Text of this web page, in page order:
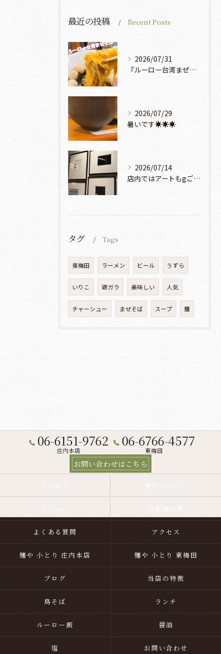
最近の投稿 Recent Posts
2026/07/31
『ルーロー台湾まぜそば』930円🍜🫧
2026/07/29
暑いです☀️☀️☀️
2026/07/14
店内ではアートもgご鑑賞いただけます♡♡♡
タグ Tags
東梅田 ラーメン ビール うずら
いりこ 鶏ガラ 美味しい 人気
チャーシュー まぜそば スープ 麺
06-6151-9762
庄内本店
06-6766-4577
東梅田
お問い合わせはこちら
よくある質問 アクセス
麺や 小とり 庄内本店 麺や 小とり 東梅田
ブログ 当店の特徴
鳥そば ランチ
ルーロー飯 醤油
塩 お問い合わせ